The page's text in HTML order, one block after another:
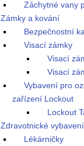
Záchytné vany
Zámky a kování
Bezpečnostní
Visací zámky
Visací
Visací
Vybavení pro
zařízení Lockout
Lockout
Zdravotnické
Lékárničky